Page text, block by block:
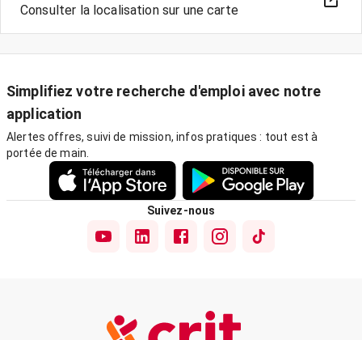
Consulter la localisation sur une carte
Simplifiez votre recherche d'emploi avec notre
application
Alertes offres, suivi de mission, infos pratiques : tout est à
portée de main.
Suivez-nous